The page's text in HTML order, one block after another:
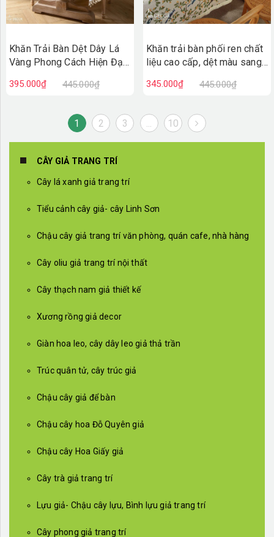
Khăn Trải Bàn Dệt Dây Lá
Vàng Phong Cách Hiện Đại
- TB594
395.000₫ 445.000₫
Khăn trải bàn phối ren chất
liệu cao cấp, dệt màu sang
đại- TB593
345.000₫ 445.000₫
1 2 3 ... 10
CÂY GIẢ TRANG TRÍ
Cây lá xanh giả trang trí
Tiểu cảnh cây giả- cây Linh Sơn
Chậu cây giả trang trí văn phòng, quán cafe, nhà hàng
Cây oliu giả trang trí nội thất
Cây thạch nam giả thiết kế
Xương rồng giả decor
Giàn hoa leo, cây dây leo giả thả trần
Trúc quân tử, cây trúc giả
Chậu cây giả để bàn
Chậu cây hoa Đỗ Quyên giả
Chậu cây Hoa Giấy giả
Cây trà giả trang trí
Lựu giả- Chậu cây lựu, Bình lựu giả trang trí
Cây phong giả trang trí